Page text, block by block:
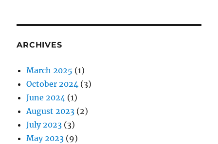
ARCHIVES
March 2025 (1)
October 2024 (3)
June 2024 (1)
August 2023 (2)
July 2023 (3)
May 2023 (9)